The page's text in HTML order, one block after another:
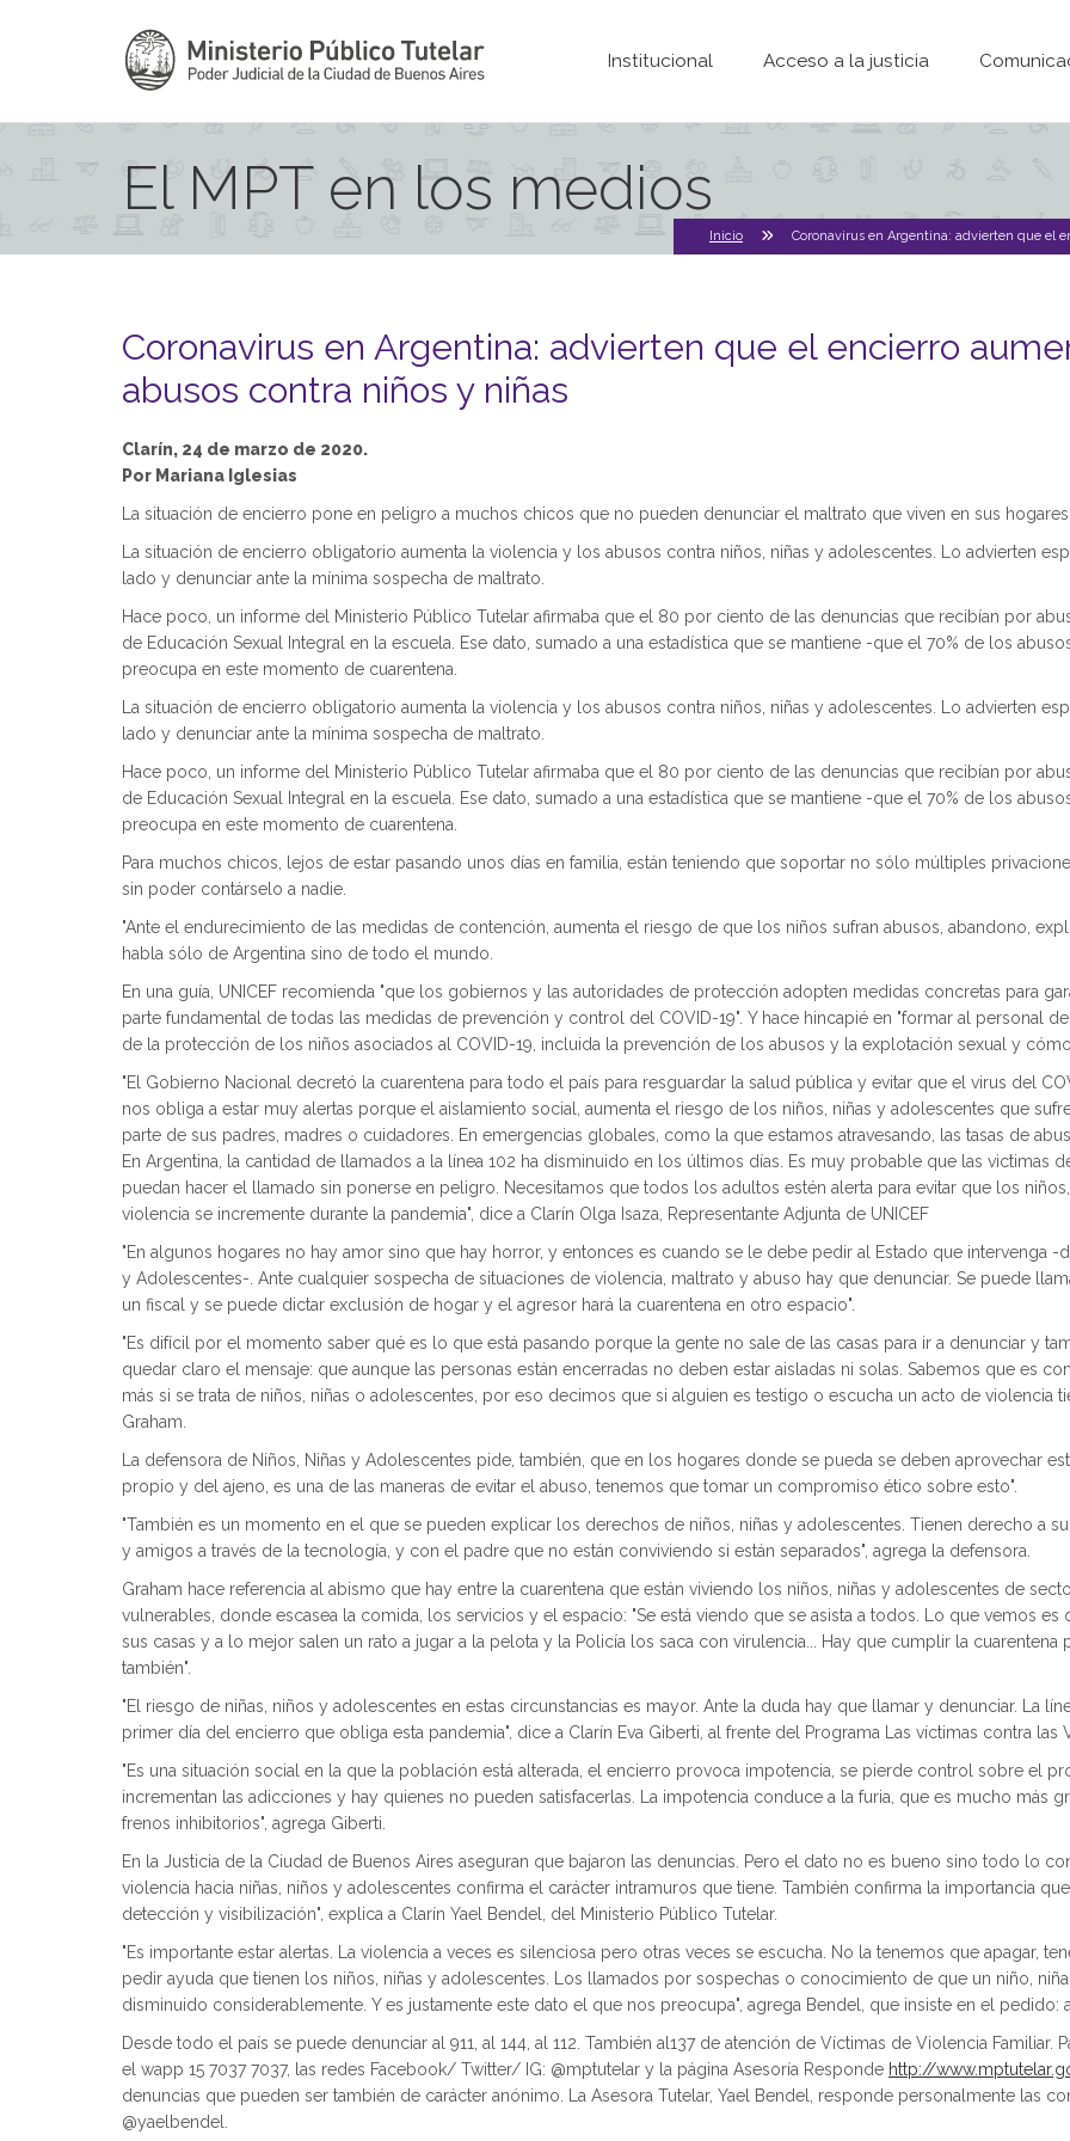
Institucional Acceso a la justicia
El MPT en los medios
Inicio Coronavirus en Argentina: advierten que el
Coronavirus en Argentina: advierten que el encierro
abusos contra niños y niñas
Clarín, 24 de marzo de 2020.
Por Mariana Iglesias
La situación de encierro pone en peligro a muchos chicos que no pueden denunciar el maltrato que viven en sus
La situación de encierro obligatorio aumenta la violencia y los abusos contra niños, niñas y adolescentes. Lo advierten
lado y denunciar ante la mínima sospecha de maltrato.
Hace poco, un informe del Ministerio Público Tutelar afirmaba que el 80 por ciento de las denuncias que recibían por
de Educación Sexual Integral en la escuela. Ese dato, sumado a una estadística que se mantiene -que el 70% de los
preocupa en este momento de cuarentena.
La situación de encierro obligatorio aumenta la violencia y los abusos contra niños, niñas y adolescentes. Lo advierten
lado y denunciar ante la mínima sospecha de maltrato.
Hace poco, un informe del Ministerio Público Tutelar afirmaba que el 80 por ciento de las denuncias que recibían por
de Educación Sexual Integral en la escuela. Ese dato, sumado a una estadística que se mantiene -que el 70% de los
preocupa en este momento de cuarentena.
Para muchos chicos, lejos de estar pasando unos días en familia, están teniendo que soportar no sólo múltiples
sin poder contárselo a nadie.
"Ante el endurecimiento de las medidas de contención, aumenta el riesgo de que los niños sufran abusos, abandono,
habla sólo de Argentina sino de todo el mundo.
En una guía, UNICEF recomienda "que los gobiernos y las autoridades de protección adopten medidas concretas para
parte fundamental de todas las medidas de prevención y control del COVID-19". Y hace hincapié en "formar al personal
de la protección de los niños asociados al COVID-19, incluida la prevención de los abusos y la explotación sexual y
"El Gobierno Nacional decretó la cuarentena para todo el país para resguardar la salud pública y evitar que el virus del
nos obliga a estar muy alertas porque el aislamiento social, aumenta el riesgo de los niños, niñas y adolescentes que
parte de sus padres, madres o cuidadores. En emergencias globales, como la que estamos atravesando, las tasas de
En Argentina, la cantidad de llamados a la línea 102 ha disminuido en los últimos días. Es muy probable que las victimas
puedan hacer el llamado sin ponerse en peligro. Necesitamos que todos los adultos estén alerta para evitar que los
violencia se incremente durante la pandemia", dice a Clarín Olga Isaza, Representante Adjunta de UNICEF
"En algunos hogares no hay amor sino que hay horror, y entonces es cuando se le debe pedir al Estado que intervenga -
y Adolescentes-. Ante cualquier sospecha de situaciones de violencia, maltrato y abuso hay que denunciar. Se puede
un fiscal y se puede dictar exclusión de hogar y el agresor hará la cuarentena en otro espacio".
"Es difícil por el momento saber qué es lo que está pasando porque la gente no sale de las casas para ir a denunciar y
quedar claro el mensaje: que aunque las personas están encerradas no deben estar aisladas ni solas. Sabemos que es
más si se trata de niños, niñas o adolescentes, por eso decimos que si alguien es testigo o escucha un acto de violencia
Graham.
La defensora de Niños, Niñas y Adolescentes pide, también, que en los hogares donde se pueda se deben aprovechar
propio y del ajeno, es una de las maneras de evitar el abuso, tenemos que tomar un compromiso ético sobre esto".
"También es un momento en el que se pueden explicar los derechos de niños, niñas y adolescentes. Tienen derecho a
y amigos a través de la tecnología, y con el padre que no están conviviendo si están separados", agrega la defensora.
Graham hace referencia al abismo que hay entre la cuarentena que están viviendo los niños, niñas y adolescentes de
vulnerables, donde escasea la comida, los servicios y el espacio: "Se está viendo que se asista a todos. Lo que vemos
sus casas y a lo mejor salen un rato a jugar a la pelota y la Policía los saca con virulencia... Hay que cumplir la
también".
"El riesgo de niñas, niños y adolescentes en estas circunstancias es mayor. Ante la duda hay que llamar y denunciar. La
primer día del encierro que obliga esta pandemia", dice a Clarín Eva Giberti, al frente del Programa Las víctimas contra las
"Es una situación social en la que la población está alterada, el encierro provoca impotencia, se pierde control sobre el
incrementan las adicciones y hay quienes no pueden satisfacerlas. La impotencia conduce a la furia, que es mucho más
frenos inhibitorios", agrega Giberti.
En la Justicia de la Ciudad de Buenos Aires aseguran que bajaron las denuncias. Pero el dato no es bueno sino todo lo
violencia hacia niñas, niños y adolescentes confirma el carácter intramuros que tiene. También confirma la importancia
detección y visibilización", explica a Clarín Yael Bendel, del Ministerio Público Tutelar.
"Es importante estar alertas. La violencia a veces es silenciosa pero otras veces se escucha. No la tenemos que apagar,
pedir ayuda que tienen los niños, niñas y adolescentes. Los llamados por sospechas o conocimiento de que un niño,
disminuido considerablemente. Y es justamente este dato el que nos preocupa", agrega Bendel, que insiste en el
Desde todo el país se puede denunciar al 911, al 144, al 112. También al137 de atención de Víctimas de Violencia Familiar.
el wapp 15 7037 7037, las redes Facebook/ Twitter/ IG: @mptutelar y la página Asesoría Responde http://
denuncias que pueden ser también de carácter anónimo. La Asesora Tutelar, Yael Bendel, responde personalmente las
@yaelbendel.